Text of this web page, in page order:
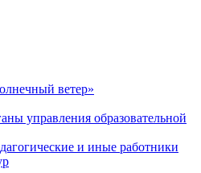
ветер»
управления образовательной
и иные работники